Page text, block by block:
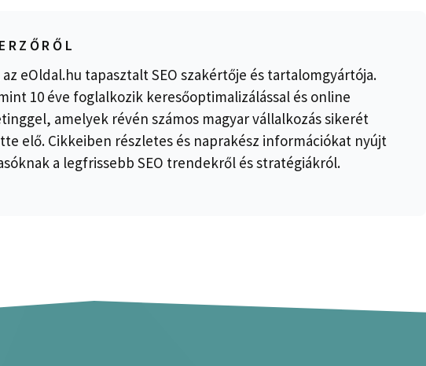
eOldal.hu tapasztalt SEO szakértője és tartalomgyártója.
10 éve foglalkozik keresőoptimalizálással és online
amelyek révén számos magyar vállalkozás sikerét
elő. Cikkeiben részletes és naprakész információkat nyújt
a legfrissebb SEO trendekről és stratégiákról.